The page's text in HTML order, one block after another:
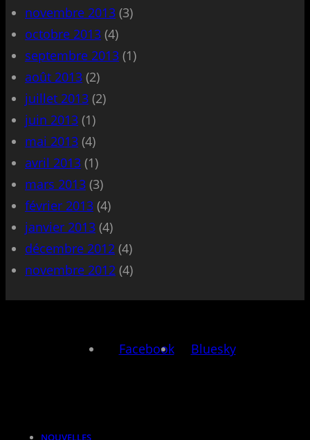
novembre 2013 (3)
octobre 2013 (4)
septembre 2013 (1)
août 2013 (2)
juillet 2013 (2)
juin 2013 (1)
mai 2013 (4)
avril 2013 (1)
mars 2013 (3)
février 2013 (4)
janvier 2013 (4)
décembre 2012 (4)
novembre 2012 (4)
Facebook Bluesky
NOUVELLES